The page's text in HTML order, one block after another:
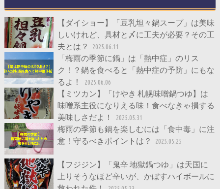
【ダイショー】「豆乳坦々鍋スープ」は美味
しいけれど、具材と〆に工夫が必要？その工
夫とは？
2025.06.11
「梅雨の季節に鍋」は「熱中症」のリス
ク！？鍋を食べると「熱中症の予防」にもな
るよ！
2025.06.06
【ミツカン】「けやき 札幌味噌鍋つゆ】は
味噌系主役になりえる味！食べなきゃ損する
美味しさだよ！
2025.05.31
梅雨の季節も鍋を楽しむには「食中毒」に注
意！守るべきポイントは？
2025.05.25
【フジジン】「鬼辛 地獄鍋つゆ」は天国に
上りそうなほど辛いが、かぼすハイボールに